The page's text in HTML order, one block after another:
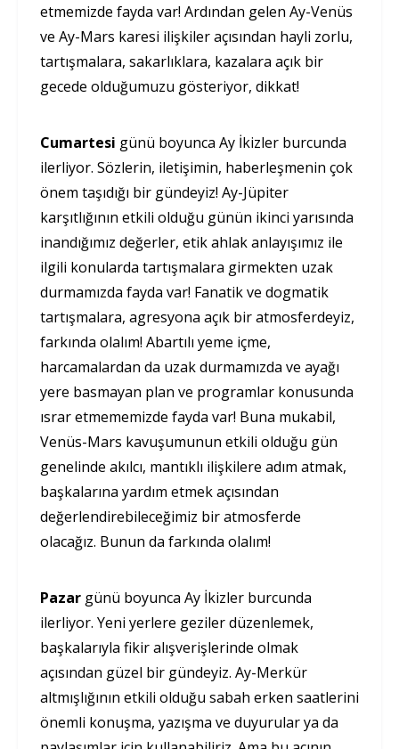
etmemizde fayda var! Ardından gelen Ay-Venüs
ve Ay-Mars karesi ilişkiler açısından hayli zorlu,
tartışmalara, sakarlıklara, kazalara açık bir
gecede olduğumuzu gösteriyor, dikkat!
Cumartesi günü boyunca Ay İkizler burcunda
ilerliyor. Sözlerin, iletişimin, haberleşmenin çok
önem taşıdığı bir gündeyiz! Ay-Jüpiter
karşıtlığının etkili olduğu günün ikinci yarısında
inandığımız değerler, etik ahlak anlayışımız ile
ilgili konularda tartışmalara girmekten uzak
durmamızda fayda var! Fanatik ve dogmatik
tartışmalara, agresyona açık bir atmosferdeyiz,
farkında olalım! Abartılı yeme içme,
harcamalardan da uzak durmamızda ve ayağı
yere basmayan plan ve programlar konusunda
ısrar etmememizde fayda var! Buna mukabil,
Venüs-Mars kavuşumunun etkili olduğu gün
genelinde akılcı, mantıklı ilişkilere adım atmak,
başkalarına yardım etmek açısından
değerlendirebileceğimiz bir atmosferde
olacağız. Bunun da farkında olalım!
Pazar günü boyunca Ay İkizler burcunda
ilerliyor. Yeni yerlere geziler düzenlemek,
başkalarıyla fikir alışverişlerinde olmak
açısından güzel bir gündeyiz. Ay-Merkür
altmışlığının etkili olduğu sabah erken saatlerini
önemli konuşma, yazışma ve duyurular ya da